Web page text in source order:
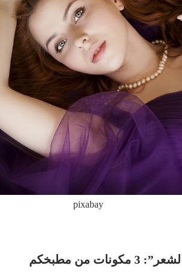
pixabay
من مطبخكم